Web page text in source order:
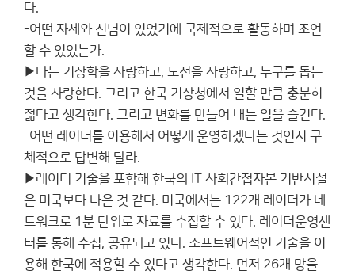
다.
-어떤 자세와 신념이 있었기에 국제적으로 활동하며 조언
할 수 있었는가.
▶나는 기상학을 사랑하고, 도전을 사랑하고, 누구를 돕는
것을 사랑한다. 그리고 한국 기상청에서 일할 만큼 충분히
젊다고 생각한다. 그리고 변화를 만들어 내는 일을 즐긴다.
-어떤 레이더를 이용해서 어떻게 운영하겠다는 것인지 구
체적으로 답변해 달라.
▶레이더 기술을 포함해 한국의 IT 사회간접자본 기반시설
은 미국보다 나은 것 같다. 미국에서는 122개 레이더가 네
트워크로 1분 단위로 자료를 수집할 수 있다. 레이더운영센
터를 통해 수집, 공유되고 있다. 소프트웨어적인 기술을 이
용해 한국에 적용할 수 있다고 생각한다. 먼저 26개 망을